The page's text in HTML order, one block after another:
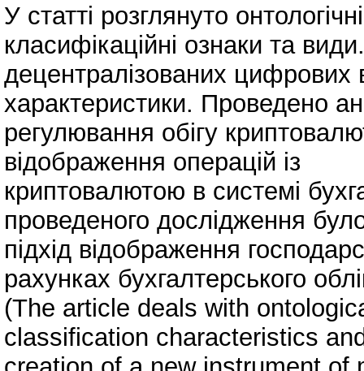
У статті розглянуто
класифікаційні ознаки та
децентралізованих цифрових
характеристики. Проведено
регулювання обігу
відображення операцій із
криптовалютою в системі
проведеного дослідження
підхід відображення
рахунках бухгалтерського
(The article deals with
classification characteristics